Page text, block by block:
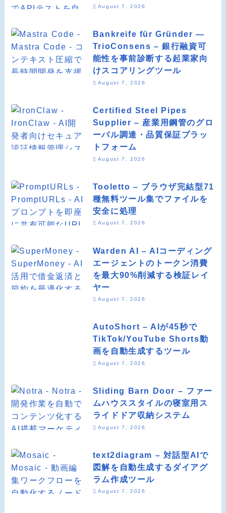
August 7, 2026
Bankreife für Gründer —
TrioConsens – 銀行融資可
能性を事前診断する起業家向
けスコアリングツール
August 7, 2026
Certified Steel Pipes
Supplier – 産業用鋼管のグロ
ーバル調達・品質保証プラッ
トフォーム
August 7, 2026
Tooletto – ブラウザ完結型71
種無料ツール集でファイルを
安全に処理
August 7, 2026
Warden AI – AIコーディング
エージェントのトークン消費
を最大90%削減する検証レイ
ヤー
August 7, 2026
AutoShort – AIが45秒で
TikTok/YouTube Shorts動
画を自動生成するツール
August 7, 2026
Sliding Barn Door – ファー
ムハウススタイルの寝室用ス
ライドドア収納システム
August 7, 2026
text2diagram – 対話型AIで
図解を自動生成するダイアグ
ラム作成ツール
August 7, 2026